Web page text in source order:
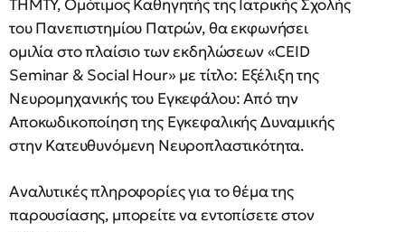
ΤΗΜΤΥ, Ομότιμος Καθηγητής της Ιατρικής Σχολής
του Πανεπιστημίου Πατρών, θα εκφωνήσει
ομιλία στo πλαίσιo των εκδηλώσεων «CEID
Seminar & Social Hour» με τίτλο: Εξέλιξη της
Νευρομηχανικής του Εγκεφάλου: Από την
Αποκωδικοποίηση της Εγκεφαλικής Δυναμικής
στην Κατευθυνόμενη Νευροπλαστικότητα.
Αναλυτικές πληροφορίες για το θέμα της
παρουσίασης, μπορείτε να εντοπίσετε στον